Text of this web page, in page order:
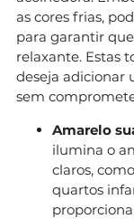
as cores frias,
para garantir
relaxante. Estas
deseja adicionar
sem
Amarelo
ilumina o
claros,
quartos